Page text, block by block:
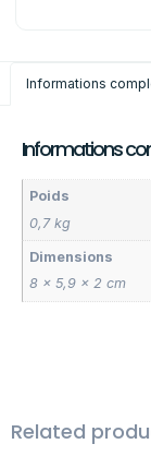
Informations
Informations
Poids
0,7 kg
Dimensions
8 × 5,9 × 2 cm
Related